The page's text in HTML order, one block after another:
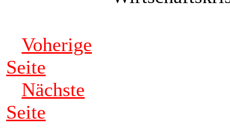
Voherige
Seite
Nächste
Seite